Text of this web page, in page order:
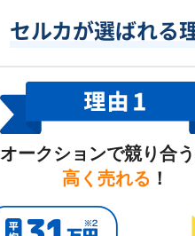
セルカが選ばれる
オークションで競り合
高く売れる ！